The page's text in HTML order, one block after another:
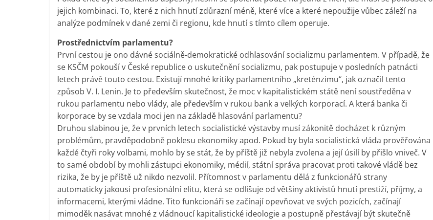
jejich kombinaci. To, které z nich hnutí zdůrazní méně, které více a které nepoužije vůbec záleží na
analýze podmínek v dané zemi či regionu, kde hnutí s tímto cílem operuje.
Prostřednictvím parlamentu?
První cestou je ono dávné sociálně-demokratické odhlasování socializmu parlamentem. V případě, že
se KSČM pokouší v České republice o uskutečnění socializmu, pak postupuje v posledních patnácti
letech právě touto cestou. Existují mnohé kritiky parlamentního „kreténzimu“, jak označil tento
způsob V. I. Lenin. Je to především skutečnost, že moc v kapitalistickém státě není soustředěna v
rukou parlamentu nebo vlády, ale především v rukou bank a velkých korporací. A která banka či
korporace by se vzdala moci jen na základě hlasování parlamentu?
Druhou slabinou je, že v prvních letech socialistické výstavby musí zákonitě docházet k různým
problémům, pravděpodobně poklesu ekonomiky apod. Pokud by byla socialistická vláda prověřována
každé čtyři roky volbami, mohlo by se stát, že by příště již nebyla zvolena a její úsilí by přišlo vniveč. V
to samé období by mohli zástupci ekonomiky, médií, státní správa pracovat proti takové vládě bez
rizika, že by je příště už nikdo nezvolil. Přítomnost v parlamentu dělá z funkcionářů strany
automaticky jakousi profesionální elitu, která se odlišuje od většiny aktivistů hnutí prestiží, příjmy, a
informacemi, kterými vládne. Tito funkcionáři se začínají opevňovat ve svých pozicích, začínají
mimoděk nasávat mnohé z vládnoucí kapitalistické ideologie a postupně přestávají být skutečně